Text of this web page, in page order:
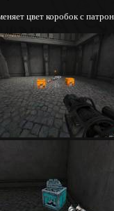
цвет коробок с